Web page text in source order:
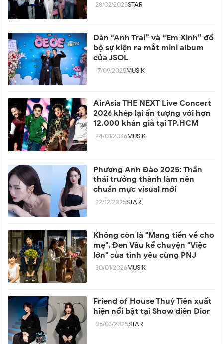
28/02/2025STAR
Dàn “Anh Trai” và “Em Xinh” đổ
bộ sự kiện ra mắt mini album
của JSOL
17/09/2025MUSIK
AirAsia THE NEXT Live Concert
2026 khép lại ấn tượng với hơn
12.000 khán giả tại TP.HCM
24/01/2026MUSIK
Phương Anh Đào 2025: Thần
thái trưởng thành làm nên
chuẩn mực visual mới
22/12/2025STAR
Không còn là "Mang tiền về cho
mẹ", Đen Vâu kể chuyện "Việc
lớn" của tình yêu cùng PNJ
30/01/2026MUSIK
Friend of House Thuỳ Tiên xuất
hiện nổi bật tại Show diễn Dior
05/03/2025STAR